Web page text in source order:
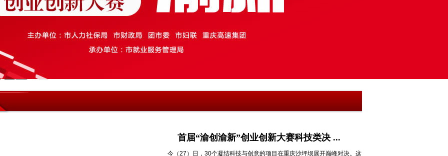
首届“渝创渝新”创业创新大赛科技类决 ...
今（27）日，30个凝结科技与创意的项目在重庆沙坪坝展开巅峰对决。这